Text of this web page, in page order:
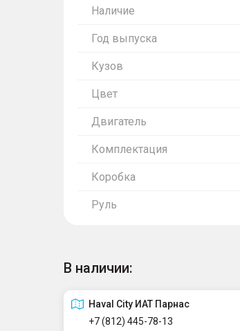
Наличие
Год выпуска
Кузов
Цвет
Двигатель
Комплектация
Коробка
Руль
В наличии:
Haval City ИАТ Парнас
+7 (812) 445-78-13